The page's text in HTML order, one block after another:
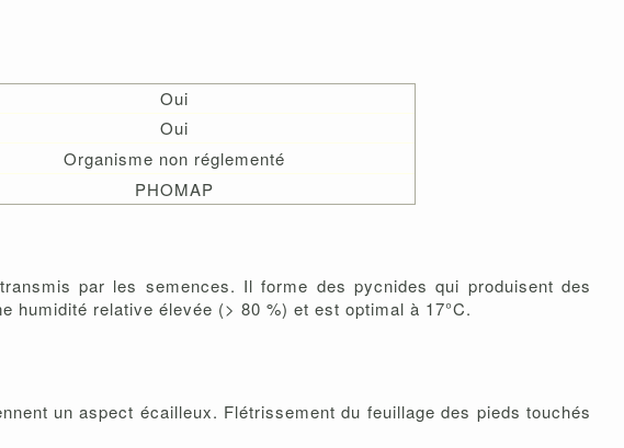
Oui
Oui
Organisme non réglementé
PHOMAP
par les semences. Il forme des pycnides qui produisent des
humidité relative élevée (> 80 %) et est optimal à 17°C.
un aspect écailleux. Flétrissement du feuillage des pieds touchés